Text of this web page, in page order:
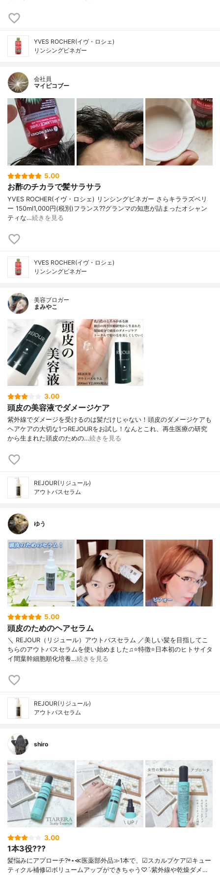
YVES ROCHER(イヴ・ロシェ)
リンシングビネガー
会社員
マイピコブー
5.00
お酢のチカラで髪サラサラ
YVES ROCHER(イヴ・ロシェ) リンシングビネガー さらキララズベリ
ー 150ml1,000円(税別)フランス??グランマの知恵が詰まったオシャン
ティな…続きを見る
YVES ROCHER(イヴ・ロシェ)
リンシングビネガー
美容ブロガー
まみやこ
3.00
頭皮の美容液でダメージケア
紫外線でダメージを受けるのは髪だけじゃない！頭皮のダメージケアも
ヘアケアの大切な1つ⁡REJOURをお試し！⁡なんとこれ、再生医療の研究
から生まれた頭皮のための…続きを見る
REJOUR(リジュール)
アウトバスセラム
ゆう
5.00
頭皮のためのヘアセラム
＼ REJOUR（リジュール）アウトバスセラム ／美しい髪を目指してこ
ちらのアウトバスセラムを使い始めました♫⭐️特徴⭐️日本初のヒトサイタ
イ間葉幹細胞順化培養…続きを見る
REJOUR(リジュール)
アウトバスセラム
shiro
3.00
1本3役???
髪悩みにアプローチ?꙳⋆ ≪医薬部外品≫ 1本で、 ☑︎スカルプケア ☑︎キュー
ティクル補修 ☑︎ボリュームアップ ができちゃう♡ˊ˗ 紫外線や乾燥ダメ…